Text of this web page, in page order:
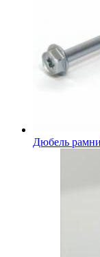
Дюбель